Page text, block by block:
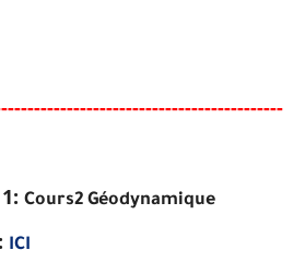
---
Cours2 Géodynamique
: ICI